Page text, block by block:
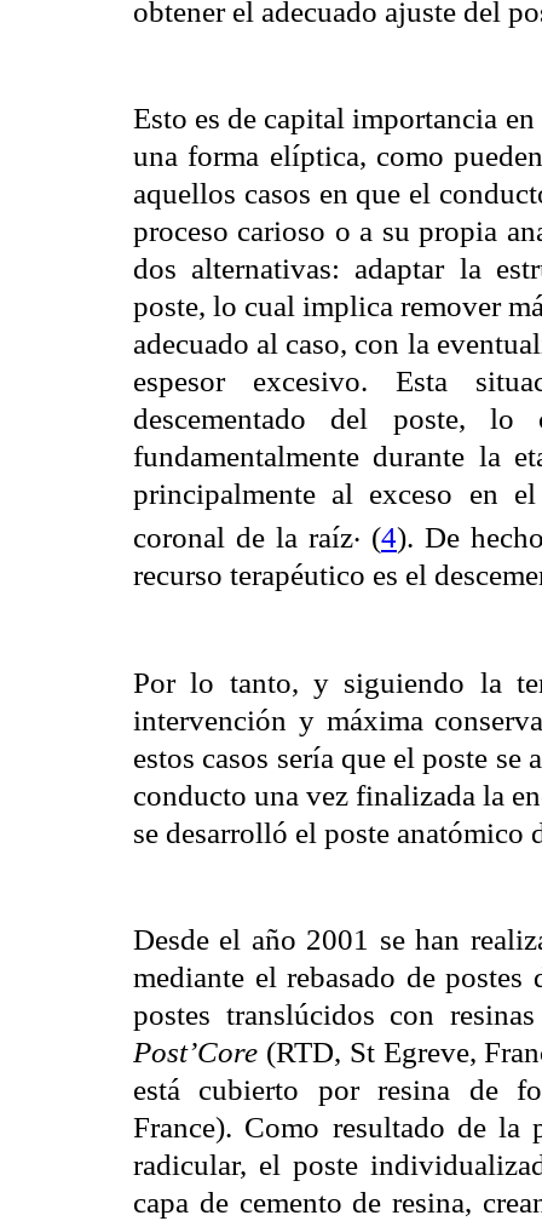
obtener el adecuado ajuste del
Esto es de capital importancia
una forma elíptica, como
aquellos casos en que el
proceso carioso o a su propia
dos alternativas: adaptar la
poste, lo cual implica remover
adecuado al caso, con la
espesor excesivo. Esta
descementado del poste, lo
fundamentalmente durante la
principalmente al exceso en
coronal de la raíz. (4). De
recurso terapéutico es el
Por lo tanto, y siguiendo la
intervención y máxima
estos casos sería que el poste
conducto una vez finalizada la
se desarrolló el poste
Desde el año 2001 se han
mediante el rebasado de
postes translúcidos con
Post’Core (RTD, St Egreve,
está cubierto por resina de
France). Como resultado de la
radicular, el poste
capa de cemento de resina,